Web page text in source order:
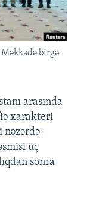
birgə
arasında
xarakteri
nəzərdə
üç
sonra